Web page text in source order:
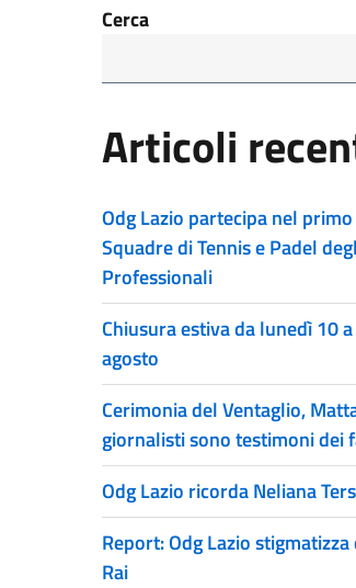
Cerca
Articoli
Odg Lazio partecipa nel
Squadre di Tennis e Padel
Professionali
Chiusura estiva da lunedì 10
agosto
Cerimonia del Ventaglio,
giornalisti sono testimoni dei
Odg Lazio ricorda Neliana
Report: Odg Lazio
Rai